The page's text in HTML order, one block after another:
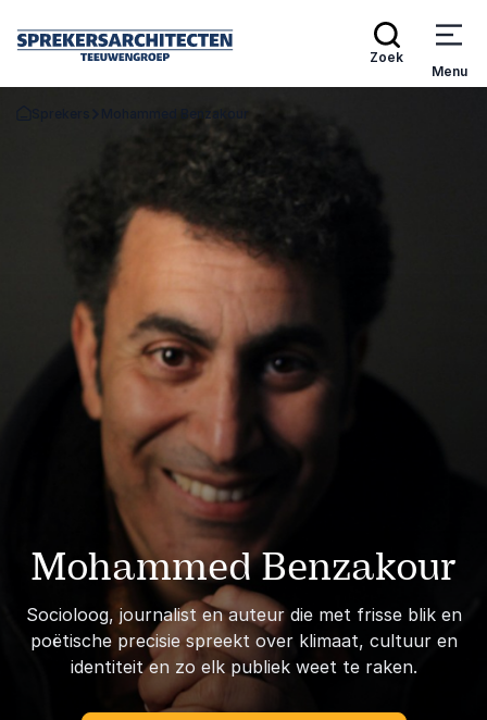
Zoek
Menu
Mohammed Benzakour
Mohammed Benzakour
Socioloog, journalist en auteur die met frisse blik en
poëtische precisie spreekt over klimaat, cultuur en
identiteit en zo elk publiek weet te raken.